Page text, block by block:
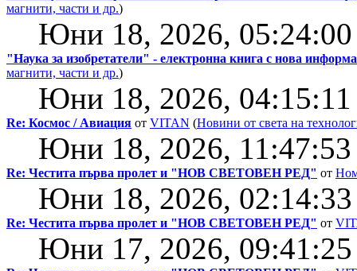
магнити, части и др.)
Юни 18, 2026,
"Наука за изобретатели" - електронна книга с нова
магнити, части и др.)
Юни 18, 2026, 04:15:11
Re: Космос / Авиация от VITAN (Новини от света на
Юни 18, 2026, 11:47:53
Re: Честита първа пролет и "НОВ СВЕТОВЕН РЕД" от
Юни 18, 2026, 02:14:33
Re: Честита първа пролет и "НОВ СВЕТОВЕН РЕД" от
Юни 17, 2026,